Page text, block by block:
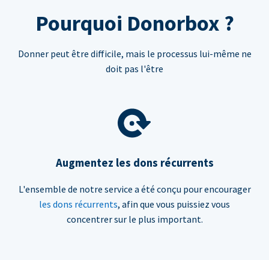
Pourquoi Donorbox ?
Donner peut être difficile, mais le processus lui-même ne
doit pas l'être
Augmentez les dons récurrents
L'ensemble de notre service a été conçu pour encourager
les dons récurrents, afin que vous puissiez vous
concentrer sur le plus important.